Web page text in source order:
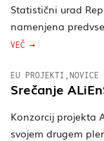
Statistični urad
namenjena
VEČ
EU PROJEKTI NOVICE
Srečanje
Konzorcij projekta
svojem drugem